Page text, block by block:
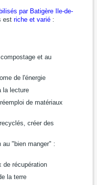
par Batigère Ile-de-
est riche et varié:
et au
de l'énergie
la lecture
de matériaux
créer des
"bien manger" :
de récupération
la terre